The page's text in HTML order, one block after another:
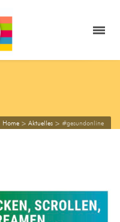
Home > Aktuelles > #gesundonline